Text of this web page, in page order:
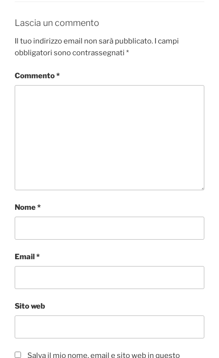
Lascia un commento
Il tuo indirizzo email non sarà pubblicato. I campi
obbligatori sono contrassegnati *
Commento*
Nome*
Email*
Sito web
Salva il mio nome, email e sito web in questo